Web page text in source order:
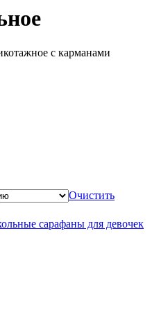
с карманами
Очистить
сарафаны для девочек